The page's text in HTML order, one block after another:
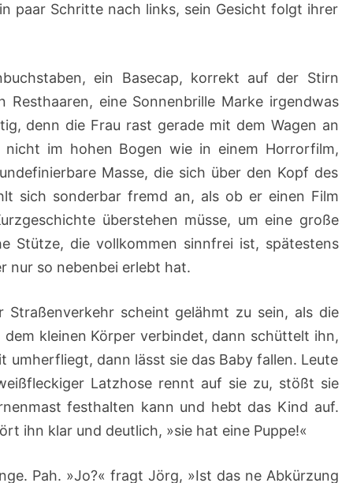
paar Schritte nach links, sein Gesicht folgt ihrer
ein Basecap, korrekt auf der Stirn
Resthaaren, eine Sonnenbrille Marke irgendwas
denn die Frau rast gerade mit dem Wagen an
im hohen Bogen wie in einem Horrorfilm,
Masse, die sich über den Kopf des
sich sonderbar fremd an, als ob er einen Film
überstehen müsse, um eine große
Stütze, die vollkommen sinnfrei ist, spätestens
nur so nebenbei erlebt hat.
scheint gelähmt zu sein, als die
kleinen Körper verbindet, dann schüttelt ihn,
umherfliegt, dann lässt sie das Baby fallen. Leute
Latzhose rennt auf sie zu, stößt sie
festhalten kann und hebt das Kind auf.
ihn klar und deutlich, »sie hat eine Puppe!«
Pah. »Jo?« fragt Jörg, »Ist das ne Abkürzung